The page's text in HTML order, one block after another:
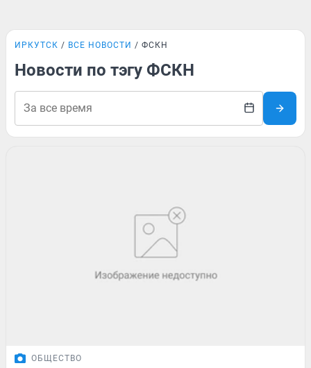
ИРКУТСК ВСЕ НОВОСТИ ФСКН
Новости по тэгу ФСКН
ОБЩЕСТВО